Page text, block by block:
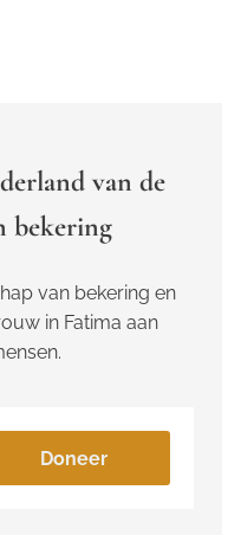
van de
bekering
van bekering en
in Fatima aan
Doneer